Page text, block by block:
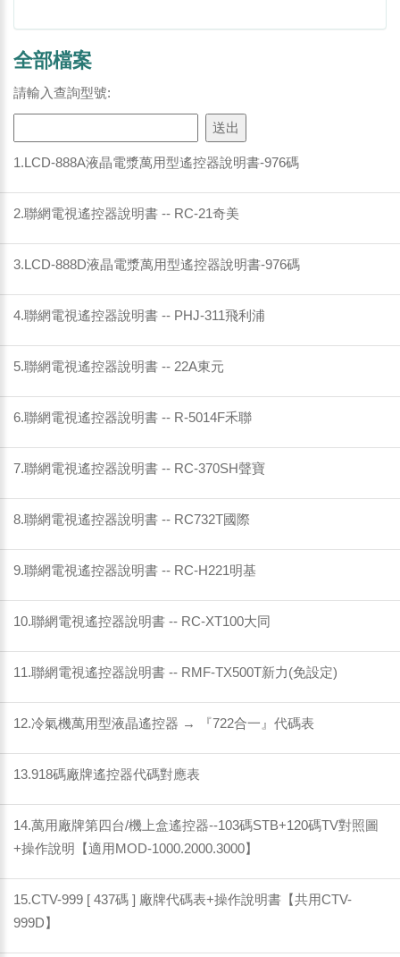
全部檔案
請輸入查詢型號:
1.LCD-888A液晶電漿萬用型遙控器說明書-976碼
2.聯網電視遙控器說明書 -- RC-21奇美
3.LCD-888D液晶電漿萬用型遙控器說明書-976碼
4.聯網電視遙控器說明書 -- PHJ-311飛利浦
5.聯網電視遙控器說明書 -- 22A東元
6.聯網電視遙控器說明書 -- R-5014F禾聯
7.聯網電視遙控器說明書 -- RC-370SH聲寶
8.聯網電視遙控器說明書 -- RC732T國際
9.聯網電視遙控器說明書 -- RC-H221明基
10.聯網電視遙控器說明書 -- RC-XT100大同
11.聯網電視遙控器說明書 -- RMF-TX500T新力(免設定)
12.冷氣機萬用型液晶遙控器 → 『722合一』代碼表
13.918碼廠牌遙控器代碼對應表
14.萬用廠牌第四台/機上盒遙控器--103碼STB+120碼TV對照圖
+操作說明【適用MOD-1000.2000.3000】
15.CTV-999 [ 437碼 ] 廠牌代碼表+操作說明書【共用CTV-
999D】